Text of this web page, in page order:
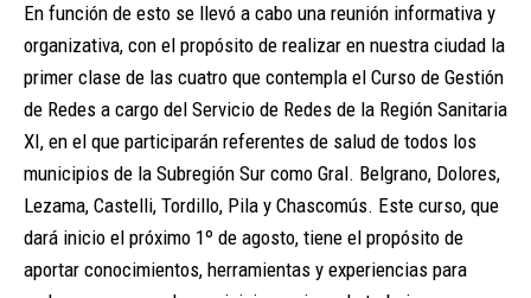
En función de esto se llevó a cabo una reunión informativa y
organizativa, con el propósito de realizar en nuestra ciudad la
primer clase de las cuatro que contempla el Curso de Gestión
de Redes a cargo del Servicio de Redes de la Región Sanitaria
XI, en el que participarán referentes de salud de todos los
municipios de la Subregión Sur como Gral. Belgrano, Dolores,
Lezama, Castelli, Tordillo, Pila y Chascomús. Este curso, que
dará inicio el próximo 1º de agosto, tiene el propósito de
aportar conocimientos, herramientas y experiencias para